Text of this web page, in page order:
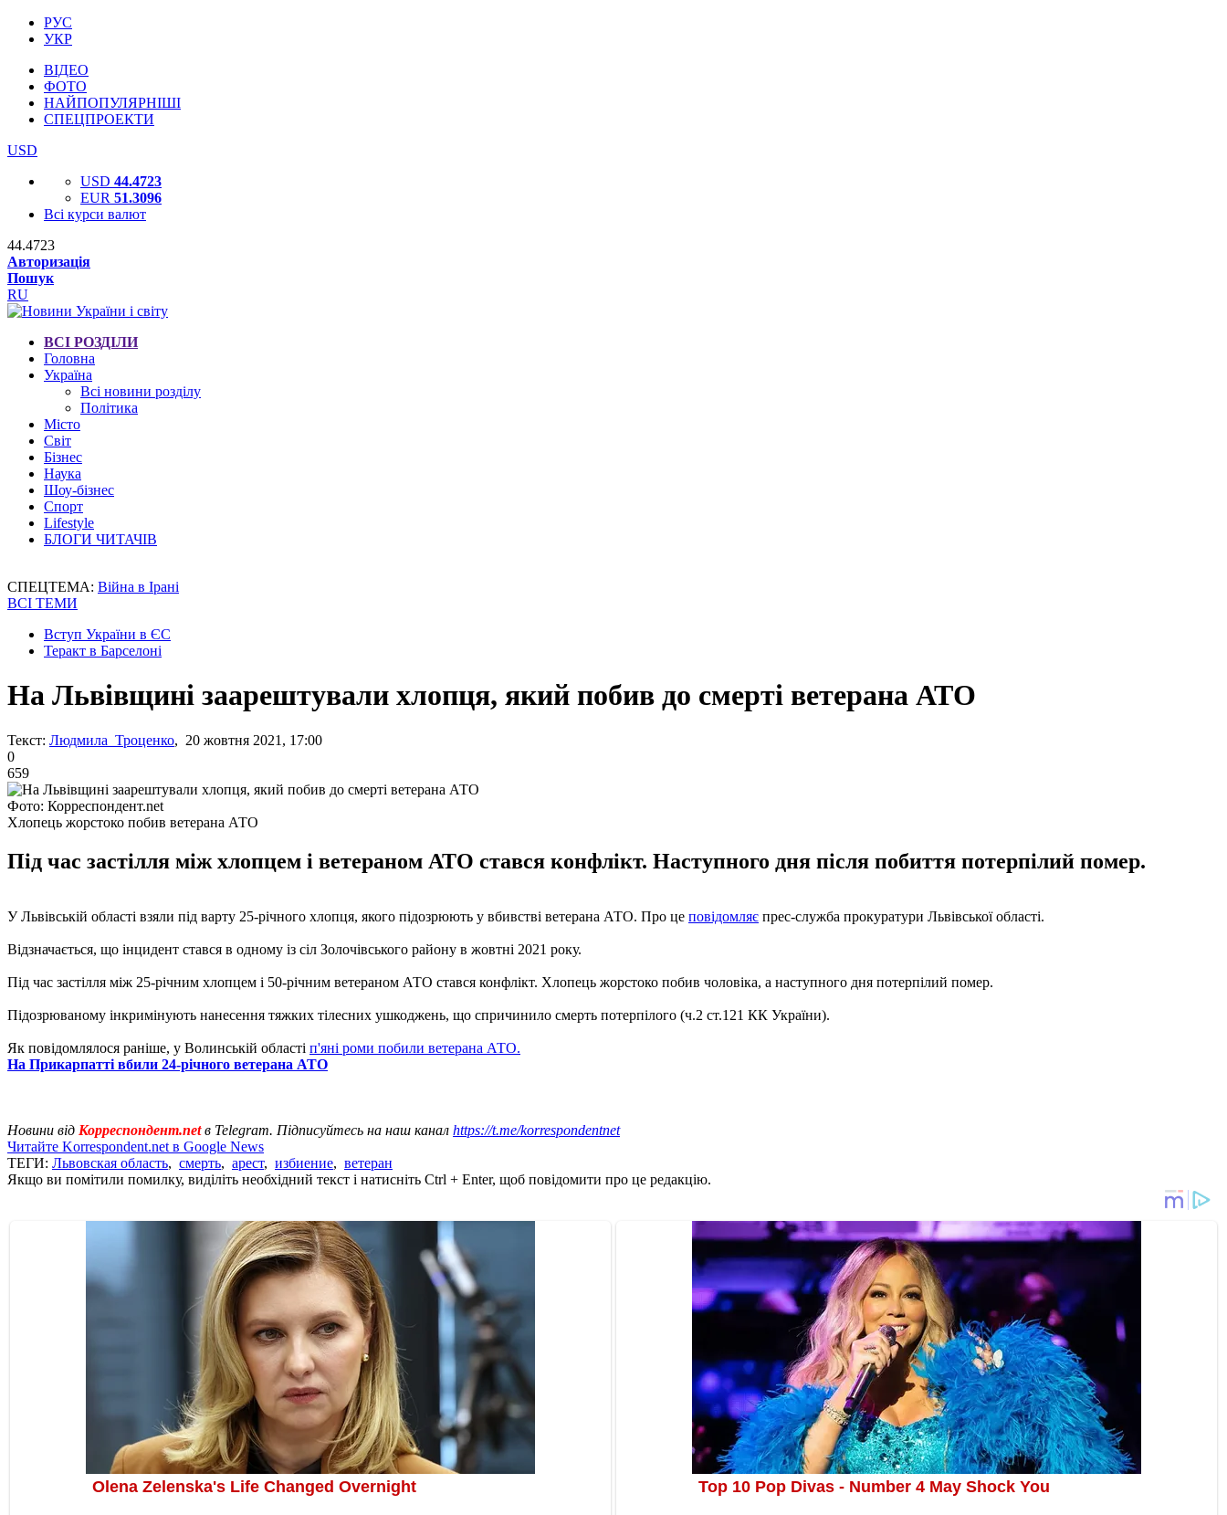
РУС
УКР
ВІДЕО
ФОТО
НАЙПОПУЛЯРНІШІ
СПЕЦПРОЕКТИ
USD
USD 44.4723
EUR 51.3096
Всі курси валют
44.4723
Авторизація
Пошук
RU
ВСІ РОЗДІЛИ
Головна
Україна
Всі новини розділу
Політика
Місто
Світ
Бізнес
Наука
Шоу-бізнес
Спорт
Lifestyle
БЛОГИ ЧИТАЧІВ
СПЕЦТЕМА: Війна в Ірані
ВСІ ТЕМИ
Вступ України в ЄС
Теракт в Барселоні
На Львівщині заарештували хлопця, який побив до смерті ветерана АТО
Текст: Людмила Троценко, 20 жовтня 2021, 17:00
0
659
Фото: Корреспондент.net
Хлопець жорстоко побив ветерана АТО
Під час застілля між хлопцем і ветераном АТО стався конфлікт. Наступного дня після побиття потерпілий помер.
У Львівській області взяли під варту 25-річного хлопця, якого підозрюють у вбивстві ветерана АТО. Про це повідомляє прес-служба прокуратури Львівської області.
Відзначається, що інцидент стався в одному із сіл Золочівського району в жовтні 2021 року.
Під час застілля між 25-річним хлопцем і 50-річним ветераном АТО стався конфлікт. Хлопець жорстоко побив чоловіка, а наступного дня потерпілий помер.
Підозрюваному інкримінують нанесення тяжких тілесних ушкоджень, що спричинило смерть потерпілого (ч.2 ст.121 КК України).
Як повідомлялося раніше, у Волинській області п'яні роми побили ветерана АТО.
На Прикарпатті вбили 24-річного ветерана АТО
Новини від Корреспондент.netв Telegram. Підписуйтесь на наш канал https://t.me/korrespondentnet
Читайте Korrespondent.net в Google News
ТЕГИ: Львовская область, смерть, арест, избиение, ветеран
Якщо ви помітили помилку, виділіть необхідний текст і натисніть Ctrl + Enter, щоб повідомити про це редакцію.